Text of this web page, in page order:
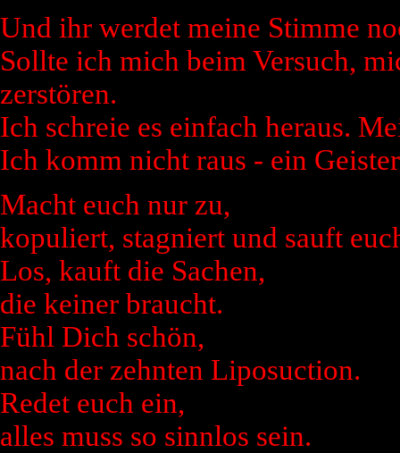
Und ihr werdet meine Stimme
Sollte ich mich beim Versuch,
zerstören.
Ich schreie es einfach heraus.
Ich komm nicht raus - ein
Macht euch nur zu,
kopuliert, stagniert und sauft
Los, kauft die Sachen,
die keiner braucht.
Fühl Dich schön,
nach der zehnten Liposuction.
Redet euch ein,
alles muss so sinnlos sein.